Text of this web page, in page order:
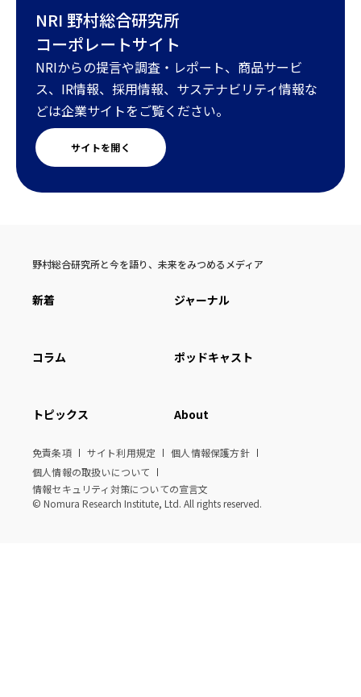
NRI 野村総合研究所
コーポレートサイト
NRIからの提言や調査・レポート、商品サービ
ス、IR情報、採用情報、サステナビリティ情報な
どは企業サイトをご覧ください。
サイトを開く
野村総合研究所と今を語り、未来をみつめるメディア
新着 ジャーナル
コラム ポッドキャスト
トピックス About
免責条項 サイト利用規定
個人情報保護方針
個人情報の取扱いについて
情報セキュリティ対策についての宣言文
© Nomura Research Institute, Ltd. All rights reserved.